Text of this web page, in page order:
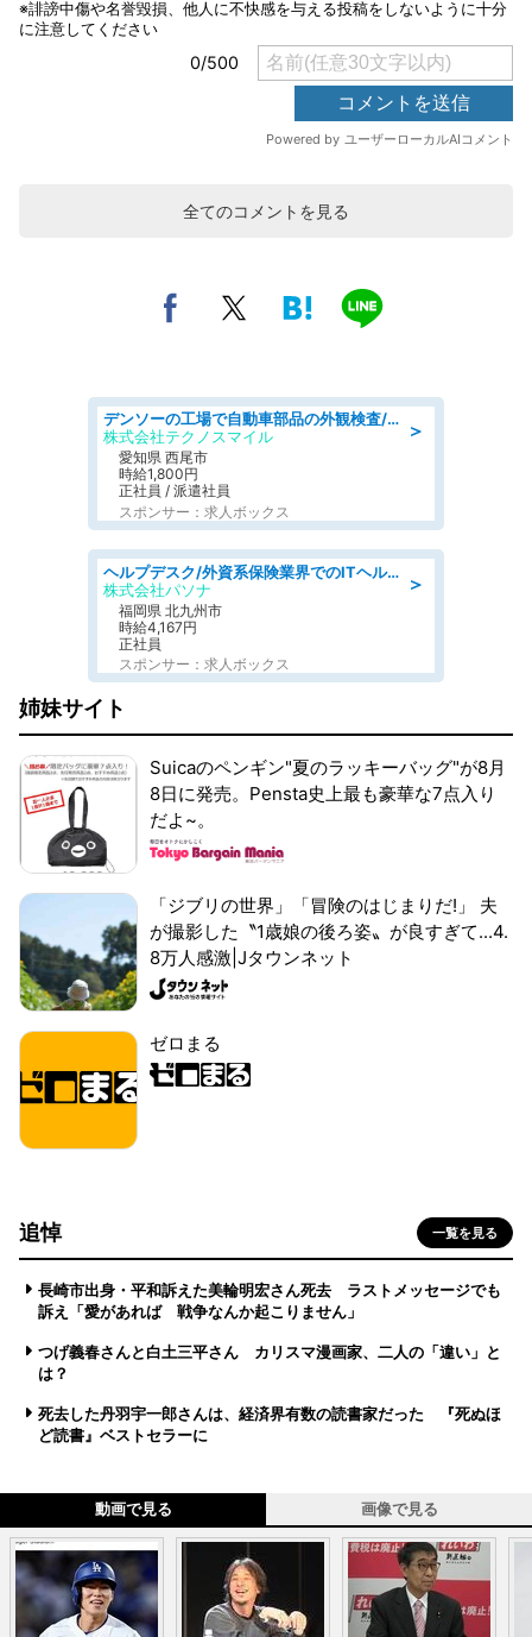
全てのコメントを見る
＞
デンソーの工場で自動車部品の外観検査/denso aichi
株式会社テクノスマイル
愛知県 西尾市
時給1,800円
正社員 / 派遣社員
スポンサー：求人ボックス
＞
ヘルプデスク/外資系保険業界でのITヘルプデスク業務/駅近/即日勤務可/ヘルプデスク
株式会社パソナ
福岡県 北九州市
時給4,167円
正社員
スポンサー：求人ボックス
姉妹サイト
Suicaのペンギン"夏のラッキーバッグ"が8月
8日に発売。Pensta史上最も豪華な7点入り
だよ~。
「ジブリの世界」「冒険のはじまりだ!」 夫
が撮影した〝1歳娘の後ろ姿〟が良すぎて...4.
8万人感激|Jタウンネット
ゼロまる
追悼 一覧を見る
長崎市出身・平和訴えた美輪明宏さん死去 ラストメッセージでも
訴え「愛があれば 戦争なんか起こりません」
つげ義春さんと白土三平さん カリスマ漫画家、二人の「違い」と
は？
死去した丹羽宇一郎さんは、経済界有数の読書家だった 『死ぬほ
ど読書』ベストセラーに
動画で見る 画像で見る